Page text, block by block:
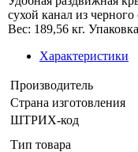
сухой канал из
Вес: 189,56 кг.
Характеристики
Производитель
Страна изготовления
ШТРИХ-код
Тип товара